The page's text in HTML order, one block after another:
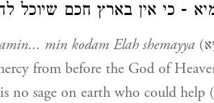
- כי אין בארץ חכם שיוכל
min kodam Elah shemayya (וְרַחֲמִין... מִן־קֳדָם אֱלָהּ שְׁמַיָּא
from before the God of
no sage on earth who could help (